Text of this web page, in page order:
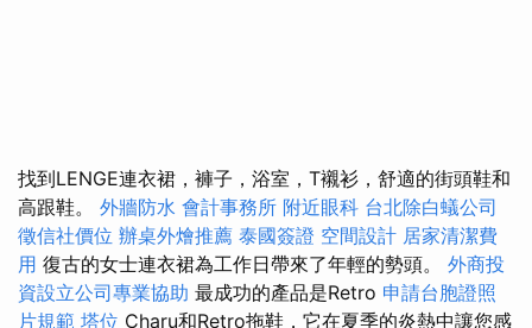
找到LENGE連衣裙，褲子，浴室，T襯衫，舒適的街頭鞋和
高跟鞋。 外牆防水 會計事務所 附近眼科 台北除白蟻公司
徵信社價位 辦桌外燴推薦 泰國簽證 空間設計 居家清潔費
用 復古的女士連衣裙為工作日帶來了年輕的勢頭。 外商投
資設立公司專業協助 最成功的產品是Retro 申請台胞證照
片規範 塔位 Charu和Retro拖鞋，它在夏季的炎熱中讓您感